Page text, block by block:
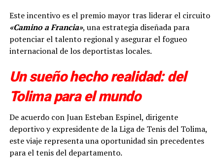
Este incentivo es el premio mayor tras liderar el circuito
«Camino a Francia», una estrategia diseñada para
potenciar el talento regional y asegurar el fogueo
internacional de los deportistas locales.
Un sueño hecho realidad: del
Tolima para el mundo
De acuerdo con Juan Esteban Espinel, dirigente
deportivo y expresidente de la Liga de Tenis del Tolima,
este viaje representa una oportunidad sin precedentes
para el tenis del departamento.